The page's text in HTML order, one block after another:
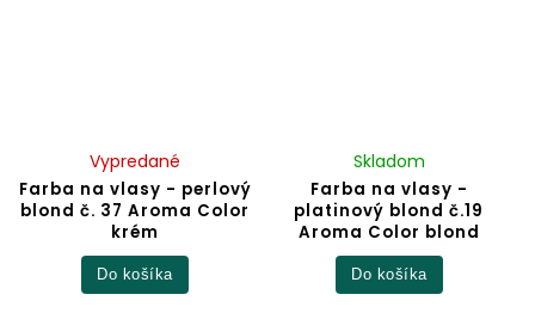
Farba na vlasy - perlový
blond č. 37 Aroma Color
krém
Vypredané
Do košíka
Farba na vlasy -
platinový blond č.19
Aroma Color blond
Skladom
Do košíka